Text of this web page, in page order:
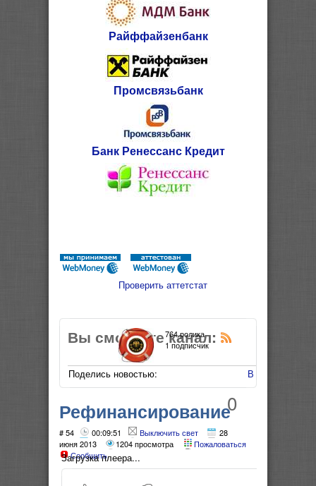
Райффайзенбанк
Промсвязьбанк
Банк Ренессанс Кредит
Проверить аттетстат
Вы смотрите канал:
Поделись новостью: В Мой Мир
764 ролика
1 подписчик
0
Рефинансирование
ипотеки
# 54 00:09:51 Выключить свет
28
июня 2013
1204 просмотра
Пожаловаться
Сообщить
Загрузка плеера...